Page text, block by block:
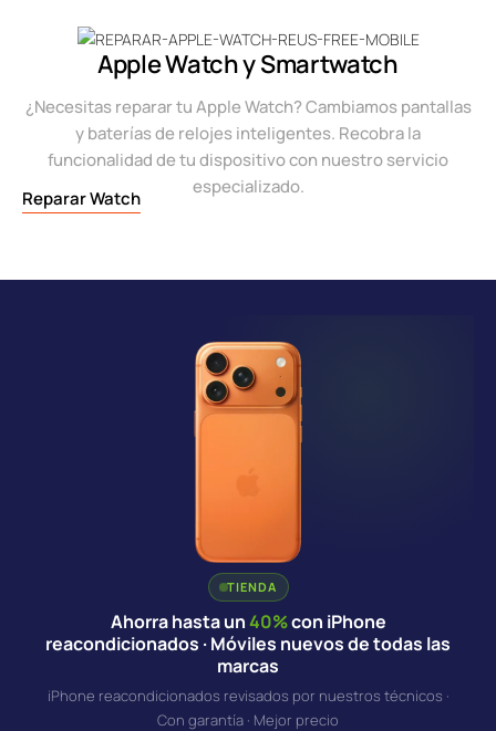
Apple Watch y Smartwatch
¿Necesitas reparar tu Apple Watch? Cambiamos pantallas
y baterías de relojes inteligentes. Recobra la
funcionalidad de tu dispositivo con nuestro servicio
especializado.
Reparar Watch
TIENDA
Ahorra hasta un40%con iPhone
reacondicionados · Móviles nuevos de todas las
marcas
iPhone reacondicionados revisados por nuestros técnicos ·
Con garantía · Mejor precio